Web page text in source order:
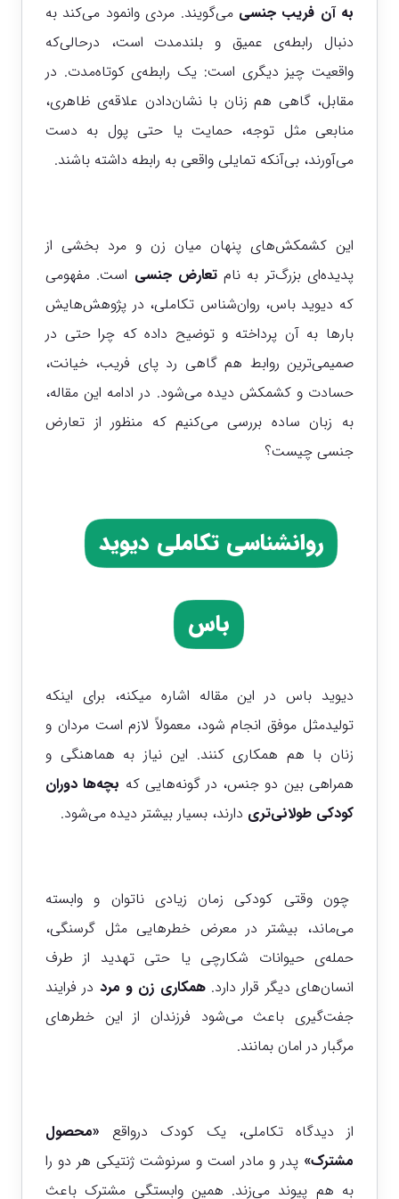
به آن فریب جنسی می‌گویند. مردی وانمود می‌کند به
دنبال رابطه‌ی عمیق و بلندمدت است، درحالی‌که
واقعیت چیز دیگری است: یک رابطه‌ی کوتاه‌مدت. در
مقابل، گاهی هم زنان با نشان‌دادن علاقه‌ی ظاهری،
منابعی مثل توجه، حمایت یا حتی پول به دست
می‌آورند، بی‌آنکه تمایلی واقعی به رابطه داشته باشند.
این کشمکش‌های پنهان میان زن و مرد بخشی از
پدیده‌ای بزرگ‌تر به نامتعارض جنسی است. مفهومی
که دیوید باس، روان‌شناس تکاملی، در پژوهش‌هایش
بارها به آن پرداخته و توضیح داده که چرا حتی در
صمیمی‌ترین روابط هم گاهی رد پای فریب، خیانت،
حسادت و کشمکش دیده می‌شود. در ادامه این مقاله،
به زبان ساده بررسی می‌کنیم که منظور از تعارض
جنسی چیست؟
روانشناسی تکاملی دیوید
باس
دیوید باس در این مقاله اشاره میکنه، برای اینکه
تولیدمثل موفق انجام شود، معمولاً لازم است مردان و
زنان با هم همکاری کنند. این نیاز به هماهنگی و
همراهی بین دو جنس، در گونه‌هایی که بچه‌ها دوران
کودکی طولانی‌تری دارند، بسیار بیشتر دیده می‌شود.
چون وقتی کودکی زمان زیادی ناتوان و وابسته
می‌ماند، بیشتر در معرض خطرهایی مثل گرسنگی،
حمله‌ی حیوانات شکارچی یا حتی تهدید از طرف
انسان‌های دیگر قرار دارد.همکاری زن و مرد در فرایند
جفت‌گیری باعث می‌شود فرزندان از این خطرهای
مرگبار در امان بمانند.
از دیدگاه تکاملی، یک کودک درواقع«محصول
مشترک»پدر و مادر است و سرنوشت ژنتیکی هر دو را
به هم پیوند می‌زند. همین وابستگی مشترک باعث